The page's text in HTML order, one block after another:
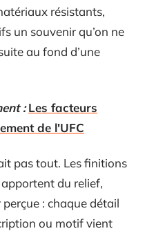
résistants,
un souvenir qu’on ne
au fond d’une
: Les facteurs
de l'UFC
pas tout. Les finitions
du relief,
: chaque détail
ou motif vient